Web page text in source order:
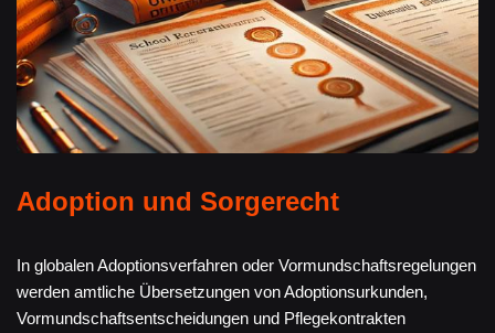
Adoption und Sorgerecht
In globalen Adoptionsverfahren oder Vormundschaftsregelungen
werden amtliche Übersetzungen von Adoptionsurkunden,
Vormundschaftsentscheidungen und Pflegekontrakten